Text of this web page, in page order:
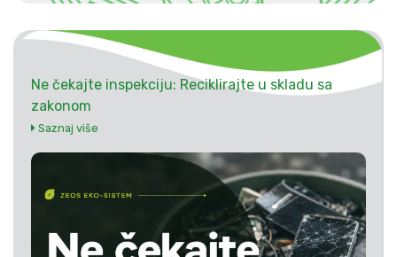
Ne čekajte inspekciju: Reciklirajte u skladu sa
zakonom
Saznaj više